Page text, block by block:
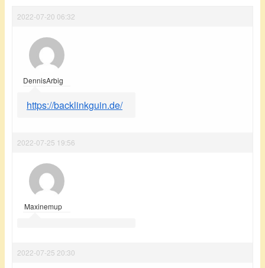
2022-07-20 06:32
DennisArbig
https://backlinkguin.de/
2022-07-25 19:56
Maxinemup
2022-07-25 20:30